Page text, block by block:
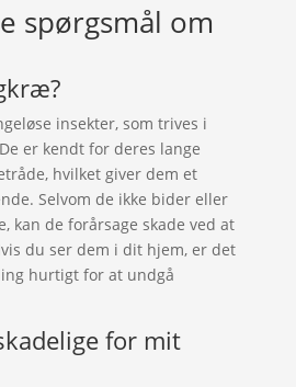
spørgsmål om
insekter, som trives i
er kendt for deres lange
hvilket giver dem et
Selvom de ikke bider eller
kan de forårsage skade ved at
du ser dem i dit hjem, er det
hurtigt for at undgå
for mit